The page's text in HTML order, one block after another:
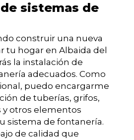
sistemas de
construir una nueva
tu hogar en Albaida del
la instalación de
adecuados. Como
puedo encargarme
de tuberías, grifos,
y otros elementos
sistema de fontanería.
de calidad que